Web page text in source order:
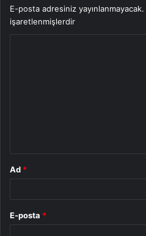
E-posta adresiniz yayınlanmayacak.
işaretlenmişlerdir
Ad *
E-posta *